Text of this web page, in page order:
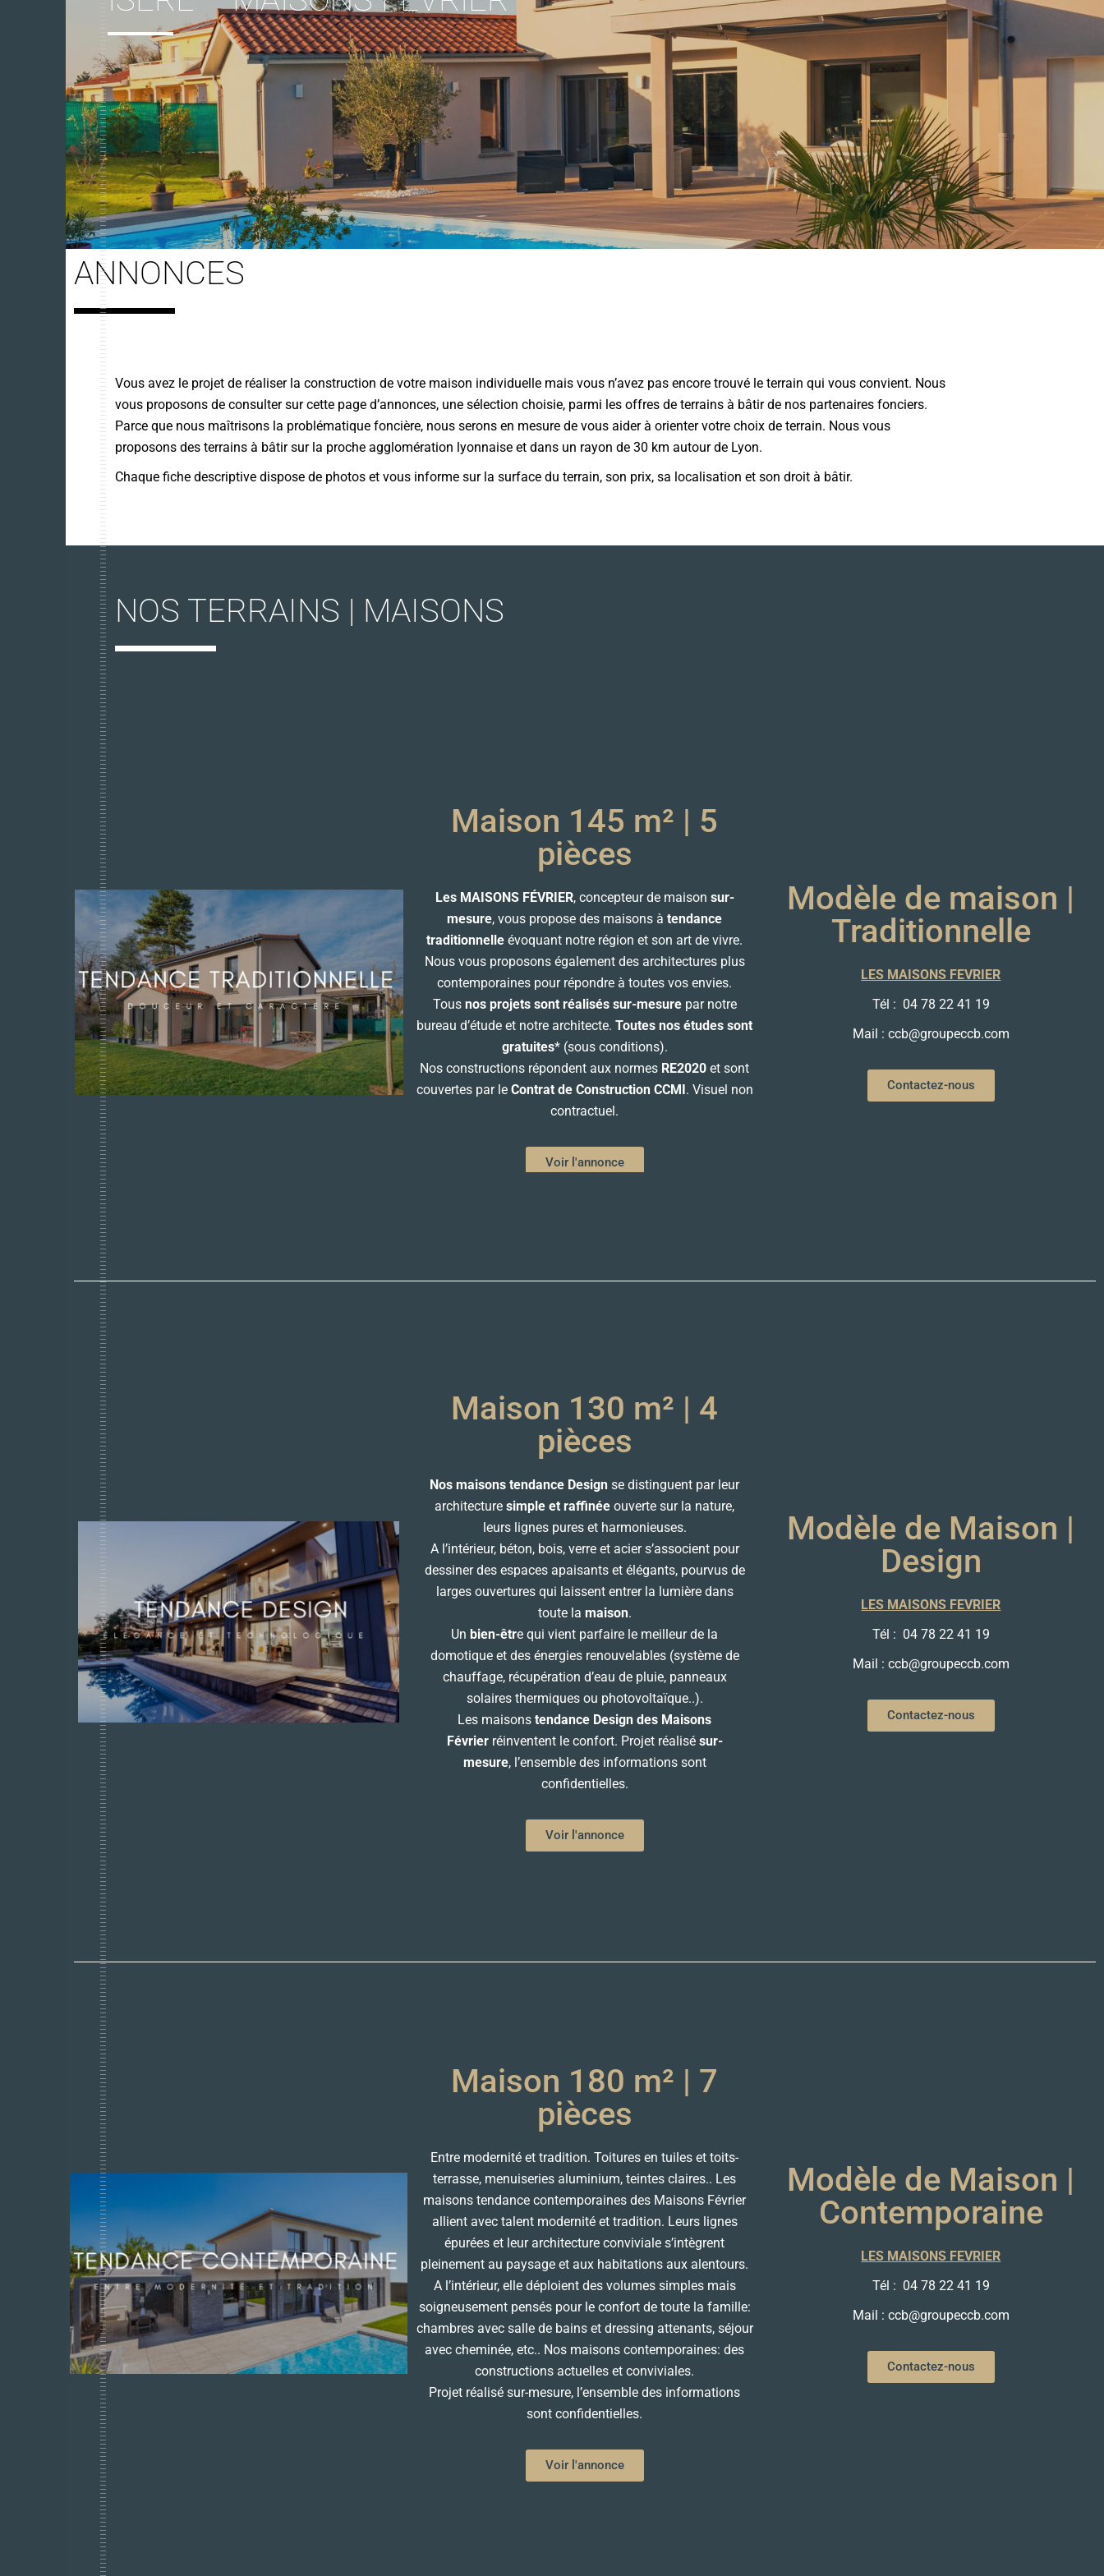
ANNONCES
Vous avez le projet de réaliser la construction de votre maison individuelle mais vous n’avez pas encore trouvé le terrain qui vous convient. Nous
vous proposons de consulter sur cette page d’annonces, une sélection choisie, parmi les offres de terrains à bâtir de nos partenaires fonciers.
Parce que nous maîtrisons la problématique foncière, nous serons en mesure de vous aider à orienter votre choix de terrain. Nous vous
proposons des terrains à bâtir sur la proche agglomération lyonnaise et dans un rayon de 30 km autour de Lyon.
Chaque fiche descriptive dispose de photos et vous informe sur la surface du terrain, son prix, sa localisation et son droit à bâtir.
NOS TERRAINS | MAISONS
Maison 145 m² | 5
pièces
Les MAISONS FÉVRIER, concepteur de maison sur-
mesure, vous propose des maisons àtendance
traditionnelle évoquant notre région et son art de vivre.
Nous vous proposons également des architectures plus
contemporaines pour répondre à toutes vos envies.
Tous nos projets sont réalisés sur-mesurepar notre
bureau d’étude et notre architecte.Toutes nos études sont
gratuites* (sous conditions).
Nos constructions répondent aux normes RE2020 et sont
couvertes par le Contrat de Construction CCMI. Visuel non
contractuel.
Voir l'annonce
Modèle de maison |
Traditionnelle
LES MAISONS FEVRIER
Tél : 04 78 22 41 19
Mail : ccb@groupeccb.com
Contactez-nous
Maison 130 m² | 4
pièces
Nos maisons tendance Design se distinguent par leur
architecturesimple et raffinée ouverte sur la nature,
leurs lignes pures et harmonieuses.
A l’intérieur, béton, bois, verre et acier s’associent pour
dessiner des espaces apaisants et élégants, pourvus de
larges ouvertures qui laissent entrer la lumière dans
toute la maison.
Un bien-être qui vient parfaire le meilleur de la
domotique et des énergies renouvelables (système de
chauffage, récupération d’eau de pluie, panneaux
solaires thermiques ou photovoltaïque..).
Les maisonstendance Design des Maisons
Févrierréinventent le confort. Projet réalisé sur-
mesure, l’ensemble des informations sont
confidentielles.
Voir l'annonce
Modèle de Maison |
Design
LES MAISONS FEVRIER
Tél : 04 78 22 41 19
Mail : ccb@groupeccb.com
Contactez-nous
Maison 180 m² | 7
pièces
Entre modernité et tradition. Toitures en tuiles et toits-
terrasse, menuiseries aluminium, teintes claires.. Les
maisons tendance contemporaines des Maisons Février
allient avec talent modernité et tradition. Leurs lignes
épurées et leur architecture conviviale s’intègrent
pleinement au paysage et aux habitations aux alentours.
A l’intérieur, elle déploient des volumes simples mais
soigneusement pensés pour le confort de toute la famille:
chambres avec salle de bains et dressing attenants, séjour
avec cheminée, etc.. Nos maisons contemporaines: des
constructions actuelles et conviviales.
Projet réalisé sur-mesure, l’ensemble des informations
sont confidentielles.
Voir l'annonce
Modèle de Maison |
Contemporaine
LES MAISONS FEVRIER
Tél : 04 78 22 41 19
Mail : ccb@groupeccb.com
Contactez-nous